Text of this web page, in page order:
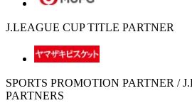
J.LEAGUE CUP TITLE PARTNER
SPORTS PROMOTION PARTNER /
PARTNERS